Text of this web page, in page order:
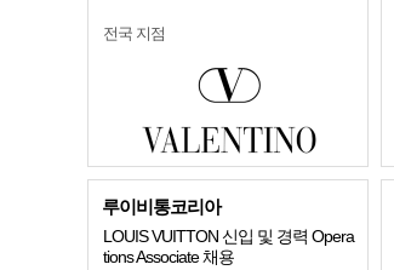
전국 지점
루이비통코리아
LOUIS VUITTON 신입 및 경력 Opera
tions Associate 채용